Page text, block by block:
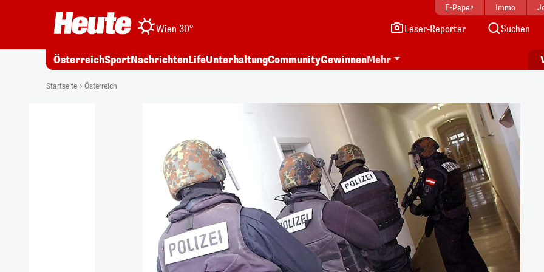
E-Paper Immo
Wien 30° Leser-Reporter Suchen
ÖsterreichSportNachrichtenLifeUnterhaltungCommunityGewinnenMehr
Startseite Österreich